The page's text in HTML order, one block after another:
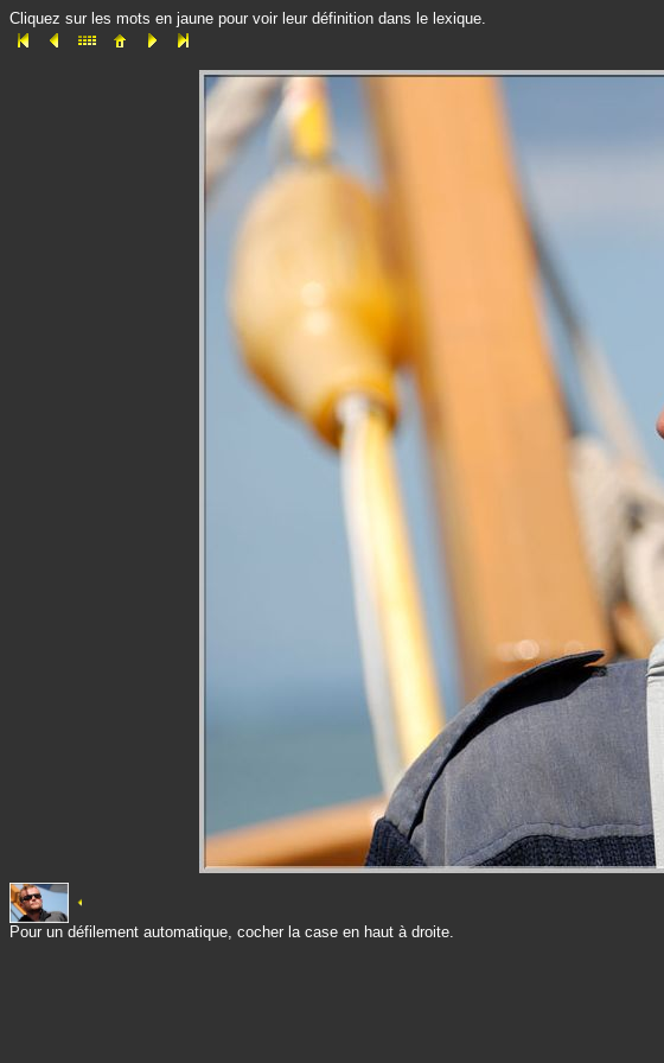
Cliquez sur les mots en jaune pour voir leur définition dans le lexique.
Pour un défilement automatique, cocher la case en haut à droite.